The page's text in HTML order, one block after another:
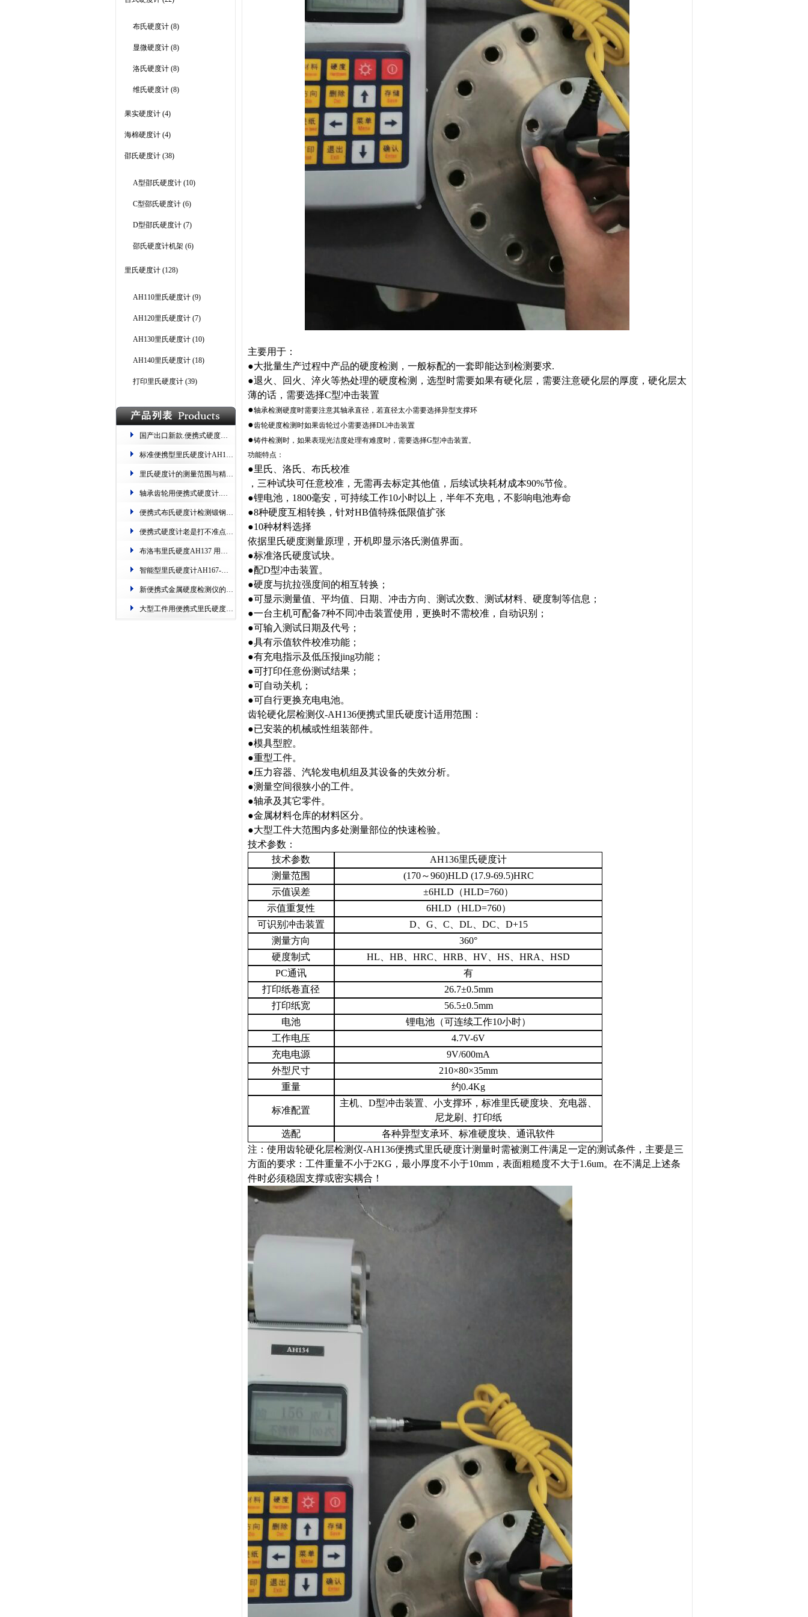
布氏硬度计 (8)
显微硬度计 (8)
洛氏硬度计 (8)
维氏硬度计 (8)
果实硬度计 (4)
海棉硬度计 (4)
邵氏硬度计 (38)
A型邵氏硬度计 (10)
C型邵氏硬度计 (6)
D型邵氏硬度计 (7)
邵氏硬度计机架 (6)
里氏硬度计 (128)
AH110里氏硬度计 (9)
AH120里氏硬度计 (7)
AH130里氏硬度计 (10)
AH140里氏硬度计 (18)
打印里氏硬度计 (39)
国产出口新款.便携式硬度计的操作流程_标准三步法
标准便携型里氏硬度计AH136 检测大重型、已安装的工件
里氏硬度计的测量范围与精度详解
轴承齿轮用便携式硬度计.自动转换 测量范围宽
便携式布氏硬度计检测锻钢误差有多大
便携式硬度计老是打不准点怎么办.彻底解决方案
布洛韦里氏硬度AH137 用于铸铁模具检测-误差小.数据稳
智能型里氏硬度计AH167-支持5G/WiFi双模传输-用于重构检测
新便携式金属硬度检测仪的​定制.突破传统检测局限
大型工件用便携式里氏硬度计AH136 用于金属合金_快速*准确
主要用于：
●大批量生产过程中产品的硬度检测，一般标配的一套即能达到检测要求.
●退火、回火、淬火等热处理的硬度检测，选型时需要如果有硬化层，需要注意硬化层的厚度，硬化层太
薄的话，需要选择C型冲击装置
●轴承检测硬度时需要注意其轴承直径，若直径太小需要选择异型支撑环
●齿轮硬度检测时如果齿轮过小需要选择DL冲击装置
●铸件检测时，如果表现光洁度处理有难度时，需要选择G型冲击装置。
功能特点：
●里氏、洛氏、布氏校准
，三种试块可任意校准，无需再去标定其他值，后续试块耗材成本90%节俭。
●锂电池， 1800毫安，可持续工作10小时以上，半年不充电，不影响电池寿命
●8种硬度互相转换，针对HB值特殊低限值扩张
●10种材料选择
依据里氏硬度测量原理，开机即显示洛氏测值界面。
●标准洛氏硬度试块。
●配D型冲击装置。
●硬度与抗拉强度间的相互转换；
●可显示测量值、平均值、日期、冲击方向、测试次数、测试材料、硬度制等信息；
●一台主机可配备7种不同冲击装置使用，更换时不需校准，自动识别；
●可输入测试日期及代号；
●具有示值软件校准功能；
●有充电指示及低压报jing功能；
●可打印任意份测试结果；
●可自动关机；
●可自行更换充电电池。
齿轮硬化层检测仪-AH136便携式里氏硬度计适用范围：
●已安装的机械或性组装部件。
●模具型腔。
●重型工件。
●压力容器、汽轮发电机组及其设备的失效分析。
●测量空间很狭小的工件。
●轴承及其它零件。
●金属材料仓库的材料区分。
●大型工件大范围内多处测量部位的快速检验。
技术参数：
技术参数
AH136里氏硬度计
测量范围
(170～960)HLD (17.9-69.5)HRC
示值误差
±6HLD （HLD=760）
示值重复性
6HLD （HLD=760）
可识别冲击装置
D G C DL DC
D+15
测量方向
360°
硬度制式
HL HB HRC HRB HV HS HRA
HSD
PC通讯
有
打印纸卷直径
26.7±0.5mm
打印纸宽
56.5±0.5mm
电池
锂电池（可连续工作10小时）
工作电压
4.7V-6V
充电电源
9V/600mA
外型尺寸
210×80×35mm
重量
约0.4Kg
标准配置
主机、 D型冲击装置、小支撑环，标准里氏硬度块、充电器、
尼龙刷、打印纸
选配
各种异型支承环、标准硬度块、通讯软件
注：使用齿轮硬化层检测仪-AH136便携式里氏硬度计测量时需被测工件满足一定的测试条件，主要是三
方面的要求：工件重量不小于2KG ，最小厚度不小于10mm ，表面粗糙度不大于1.6um。在不满足上述条
件时必须稳固支撑或密实耦合！